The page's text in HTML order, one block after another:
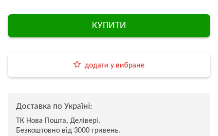
КУПИТИ
додати у вибране
Доставка по Україні:
ТК Нова Пошта, Делівері.
Безкоштовно від 3000 гривень.